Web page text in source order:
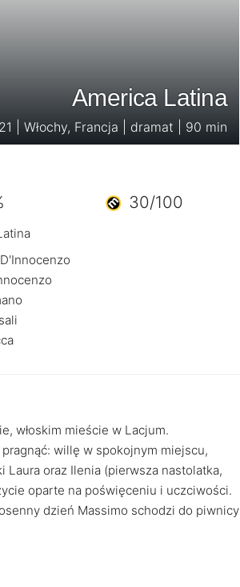
America Latina
| Włochy, Francja | dramat | 90 min
30/100
włoskim mieście w Lacjum.
pragnąć: willę w spokojnym miejscu,
Laura oraz Ilenia (pierwsza nastolatka,
oparte na poświęceniu i uczciwości.
dzień Massimo schodzi do piwnicy